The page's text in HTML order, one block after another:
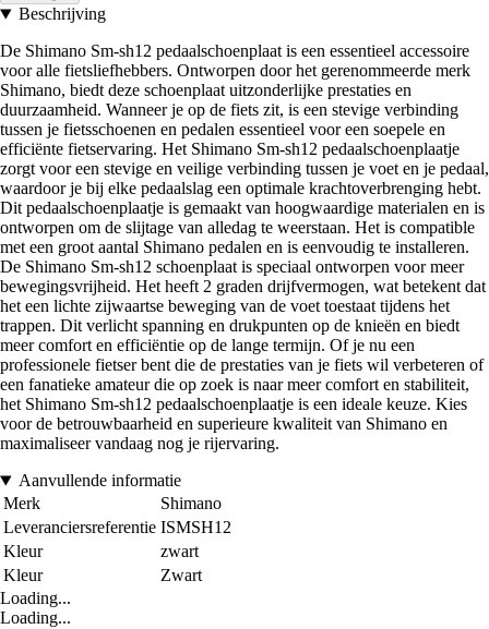
Beschrijving
De Shimano Sm-sh12 pedaalschoenplaat is een essentieel accessoire
voor alle fietsliefhebbers. Ontworpen door het gerenommeerde merk
Shimano, biedt deze schoenplaat uitzonderlijke prestaties en
duurzaamheid. Wanneer je op de fiets zit, is een stevige verbinding
tussen je fietsschoenen en pedalen essentieel voor een soepele en
efficiënte fietservaring. Het Shimano Sm-sh12 pedaalschoenplaatje
zorgt voor een stevige en veilige verbinding tussen je voet en je pedaal,
waardoor je bij elke pedaalslag een optimale krachtoverbrenging hebt.
Dit pedaalschoenplaatje is gemaakt van hoogwaardige materialen en is
ontworpen om de slijtage van alledag te weerstaan. Het is compatible
met een groot aantal Shimano pedalen en is eenvoudig te installeren.
De Shimano Sm-sh12 schoenplaat is speciaal ontworpen voor meer
bewegingsvrijheid. Het heeft 2 graden drijfvermogen, wat betekent dat
het een lichte zijwaartse beweging van de voet toestaat tijdens het
trappen. Dit verlicht spanning en drukpunten op de knieën en biedt
meer comfort en efficiëntie op de lange termijn. Of je nu een
professionele fietser bent die de prestaties van je fiets wil verbeteren of
een fanatieke amateur die op zoek is naar meer comfort en stabiliteit,
het Shimano Sm-sh12 pedaalschoenplaatje is een ideale keuze. Kies
voor de betrouwbaarheid en superieure kwaliteit van Shimano en
maximaliseer vandaag nog je rijervaring.
Aanvullende informatie
Merk
Shimano
Leveranciersreferentie ISMSH12
Kleur
zwart
Kleur
Zwart
Loading...
Loading...